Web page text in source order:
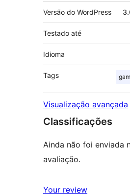
Versão do WordPress
Testado até
Idioma
Tags
Visualização avançada
Classificações
Ainda não foi enviada
avaliação.
Your review